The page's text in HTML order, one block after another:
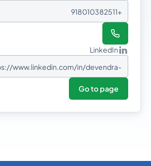
+918010382511
LinkedIn
www.linkedin.com/in/devendra-
tilante-7451474a/
Go to page